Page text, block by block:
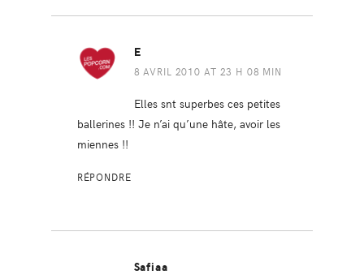
E
8 AVRIL 2010 AT 23 H 08 MIN
Elles snt superbes ces petites
ballerines !! Je n’ai qu’une hâte, avoir les
miennes !!
RÉPONDRE
Safiaa